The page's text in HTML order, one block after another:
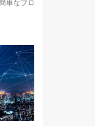
単なブロ